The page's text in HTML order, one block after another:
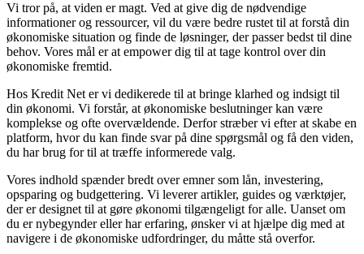
Vi tror på, at viden er magt. Ved at give dig de nødvendige
informationer og ressourcer, vil du være bedre rustet til at forstå din
økonomiske situation og finde de løsninger, der passer bedst til dine
behov. Vores mål er at empower dig til at tage kontrol over din
økonomiske fremtid.
Hos Kredit Net er vi dedikerede til at bringe klarhed og indsigt til
din økonomi. Vi forstår, at økonomiske beslutninger kan være
komplekse og ofte overvældende. Derfor stræber vi efter at skabe en
platform, hvor du kan finde svar på dine spørgsmål og få den viden,
du har brug for til at træffe informerede valg.
Vores indhold spænder bredt over emner som lån, investering,
opsparing og budgettering. Vi leverer artikler, guides og værktøjer,
der er designet til at gøre økonomi tilgængeligt for alle. Uanset om
du er nybegynder eller har erfaring, ønsker vi at hjælpe dig med at
navigere i de økonomiske udfordringer, du måtte stå overfor.